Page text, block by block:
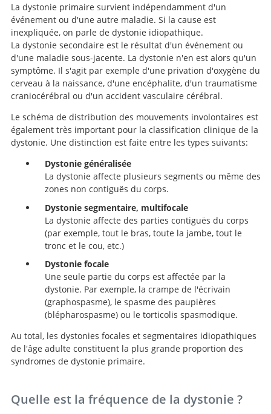
La dystonie primaire survient indépendamment d'un
événement ou d'une autre maladie. Si la cause est
inexpliquée, on parle de dystonie idiopathique.
La dystonie secondaire est le résultat d'un événement ou
d'une maladie sous-jacente. La dystonie n'en est alors qu'un
symptôme. Il s'agit par exemple d'une privation d'oxygène du
cerveau à la naissance, d'une encéphalite, d'un traumatisme
craniocérébral ou d'un accident vasculaire cérébral.
Le schéma de distribution des mouvements involontaires est
également très important pour la classification clinique de la
dystonie. Une distinction est faite entre les types suivants:
Dystonie généralisée
La dystonie affecte plusieurs segments ou même des
zones non contiguës du corps.
Dystonie segmentaire, multifocale
La dystonie affecte des parties contiguës du corps
(par exemple, tout le bras, toute la jambe, tout le
tronc et le cou, etc.)
Dystonie focale
Une seule partie du corps est affectée par la
dystonie. Par exemple, la crampe de l'écrivain
(graphospasme), le spasme des paupières
(blépharospasme) ou le torticolis spasmodique.
Au total, les dystonies focales et segmentaires idiopathiques
de l'âge adulte constituent la plus grande proportion des
syndromes de dystonie primaire.
Quelle est la fréquence de la dystonie ?